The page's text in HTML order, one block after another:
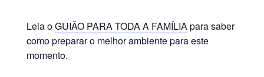
Leia oGUIÃO PARA TODA A FAMÍLIApara saber
como preparar o melhor ambiente para este
momento.